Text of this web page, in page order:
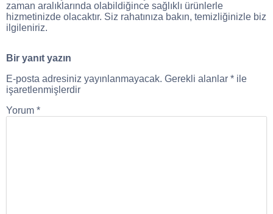
zaman aralıklarında olabildiğince sağlıklı ürünlerle
hizmetinizde olacaktır. Siz rahatınıza bakın, temizliğinizle biz
ilgileniriz.
Bir yanıt yazın
E-posta adresiniz yayınlanmayacak. Gerekli alanlar * ile
işaretlenmişlerdir
Yorum *